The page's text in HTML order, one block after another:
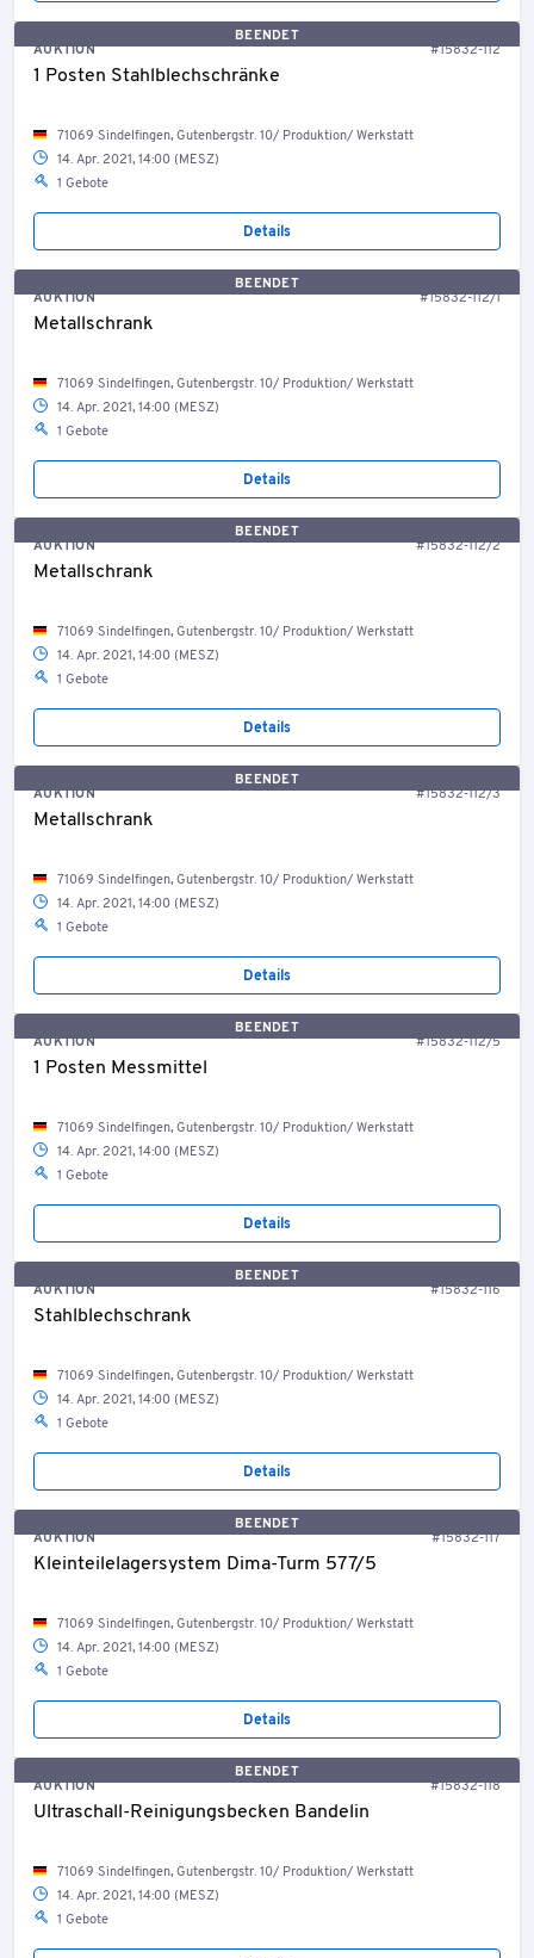
BEENDET
AUKTION
#15832-112
1 Posten Stahlblechschränke
71069 Sindelfingen, Gutenbergstr. 10/ Produktion/ Werkstatt
14. Apr. 2021, 14:00 (MESZ)
1 Gebote
Details
BEENDET
AUKTION
#15832-112/1
Metallschrank
71069 Sindelfingen, Gutenbergstr. 10/ Produktion/ Werkstatt
14. Apr. 2021, 14:00 (MESZ)
1 Gebote
Details
BEENDET
AUKTION
#15832-112/2
Metallschrank
71069 Sindelfingen, Gutenbergstr. 10/ Produktion/ Werkstatt
14. Apr. 2021, 14:00 (MESZ)
1 Gebote
Details
BEENDET
AUKTION
#15832-112/3
Metallschrank
71069 Sindelfingen, Gutenbergstr. 10/ Produktion/ Werkstatt
14. Apr. 2021, 14:00 (MESZ)
1 Gebote
Details
BEENDET
AUKTION
#15832-112/5
1 Posten Messmittel
71069 Sindelfingen, Gutenbergstr. 10/ Produktion/ Werkstatt
14. Apr. 2021, 14:00 (MESZ)
1 Gebote
Details
BEENDET
AUKTION
#15832-116
Stahlblechschrank
71069 Sindelfingen, Gutenbergstr. 10/ Produktion/ Werkstatt
14. Apr. 2021, 14:00 (MESZ)
1 Gebote
Details
BEENDET
AUKTION
#15832-117
Kleinteilelagersystem Dima-Turm 577/5
71069 Sindelfingen, Gutenbergstr. 10/ Produktion/ Werkstatt
14. Apr. 2021, 14:00 (MESZ)
1 Gebote
Details
BEENDET
AUKTION
#15832-118
Ultraschall-Reinigungsbecken Bandelin
71069 Sindelfingen, Gutenbergstr. 10/ Produktion/ Werkstatt
14. Apr. 2021, 14:00 (MESZ)
1 Gebote